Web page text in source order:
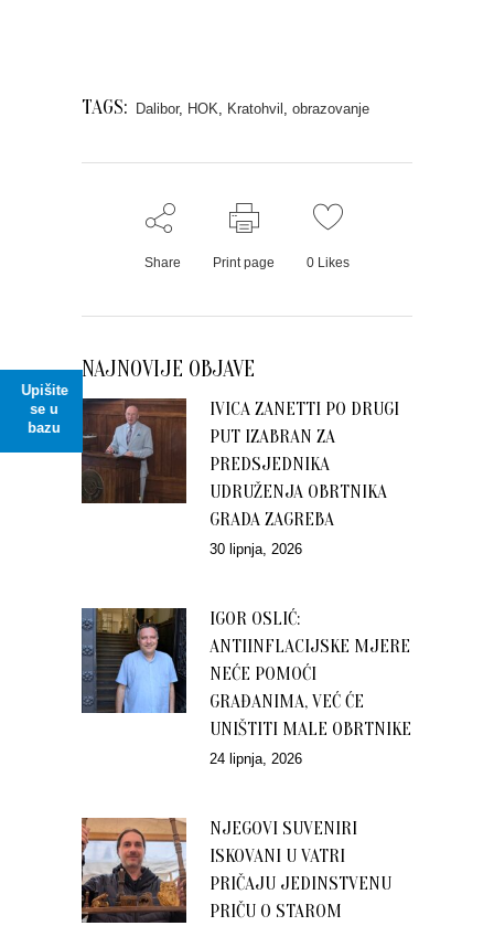
Upišite
se u
bazu
TAGS: Dalibor, HOK Kratohvil obrazovanje
Share Print page 0 Likes
NAJNOVIJE OBJAVE
IVICA ZANETTI PO DRUGI
PUT IZABRAN ZA
PREDSJEDNIKA
UDRUŽENJA OBRTNIKA
GRADA ZAGREBA
30 lipnja, 2026
IGOR OSLIĆ:
ANTIINFLACIJSKE MJERE
NEĆE POMOĆI
GRAĐANIMA, VEĆ ĆE
UNIŠTITI MALE OBRTNIKE
24 lipnja, 2026
NJEGOVI SUVENIRI
ISKOVANI U VATRI
PRIČAJU JEDINSTVENU
PRIČU O STAROM